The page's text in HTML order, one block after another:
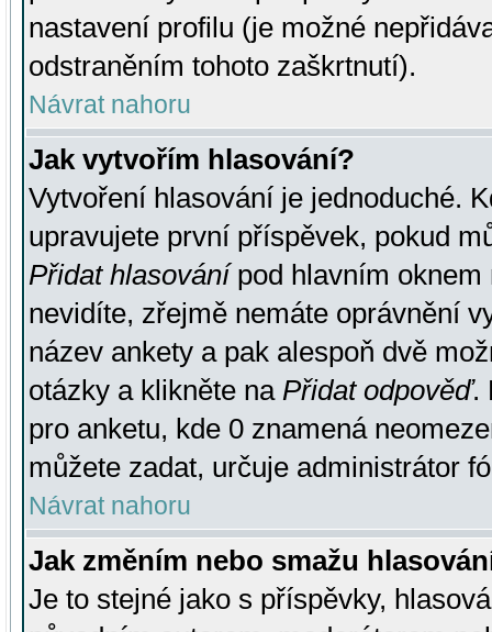
nastavení profilu (je možné
odstraněním tohoto zaškrtnutí).
Návrat nahoru
Jak vytvořím hlasování?
Vytvoření hlasování je jednoduché.
upravujete první příspěvek, pokud
Přidat hlasovánípod hlavním oknem
nevidíte, zřejmě nemáte oprávnění
název ankety a pak alespoň dvě
otázky a klikněte na Přidat odpověď.
pro anketu, kde 0 znamená
můžete zadat, určuje administrátor
Návrat nahoru
Jak změním nebo smažu
Je to stejné jako s příspěvky,